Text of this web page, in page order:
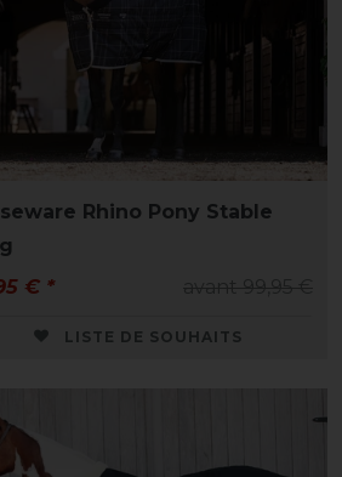
Rhino Pony Stable
€ *
LISTE DE SOUHAITS